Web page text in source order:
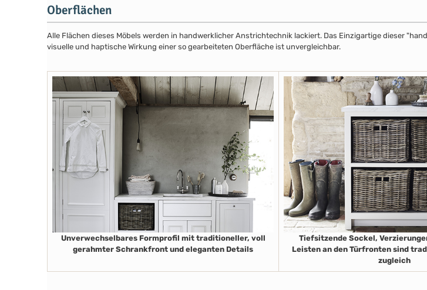
Oberflächen
Alle Flächen dieses Möbels werden in handwerklicher Anstrichtechnik lackiert. Das Einzigartige dieser
visuelle und haptische Wirkung einer so gearbeiteten Oberfläche ist unvergleichbar.
Unverwechselbares Formprofil mit traditioneller, voll
gerahmter Schrankfront und eleganten Details
Tiefsitzende Sockel,
Leisten an den Türfronten sind
zugleich